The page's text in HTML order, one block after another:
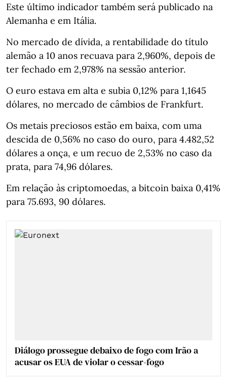
Este último indicador também será publicado na
Alemanha e em Itália.
No mercado de dívida, a rentabilidade do título
alemão a 10 anos recuava para 2,960%, depois de
ter fechado em 2,978% na sessão anterior.
O euro estava em alta e subia 0,12% para 1,1645
dólares, no mercado de câmbios de Frankfurt.
Os metais preciosos estão em baixa, com uma
descida de 0,56% no caso do ouro, para 4.482,52
dólares a onça, e um recuo de 2,53% no caso da
prata, para 74,96 dólares.
Em relação às criptomoedas, a bitcoin baixa 0,41%
para 75.693, 90 dólares.
Diálogo prossegue debaixo de fogo com Irão a
acusar os EUA de violar o cessar-fogo